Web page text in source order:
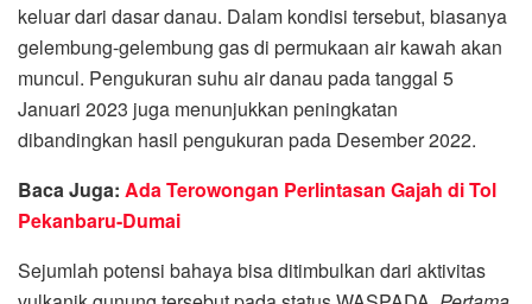
keluar dari dasar danau. Dalam kondisi tersebut, biasanya
gelembung-gelembung gas di permukaan air kawah akan
muncul. Pengukuran suhu air danau pada tanggal 5
Januari 2023 juga menunjukkan peningkatan
dibandingkan hasil pengukuran pada Desember 2022.
Baca Juga: Ada Terowongan Perlintasan Gajah di Tol
Pekanbaru-Dumai
Sejumlah potensi bahaya bisa ditimbulkan dari aktivitas